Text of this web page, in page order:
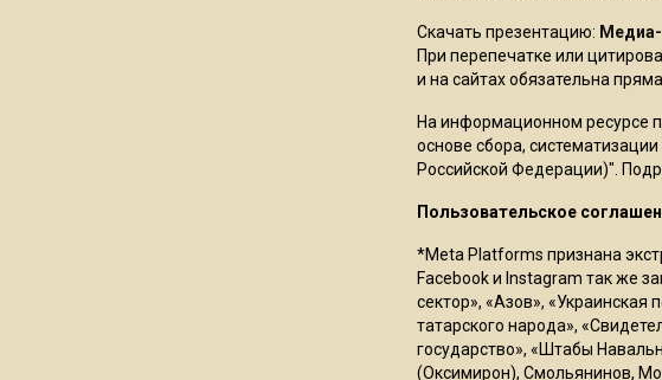
Скачать презентацию:
При перепечатке или
и на сайтах обязательна
На информационном ресурсе
основе сбора,
Российской Федерации)".
Пользовательское
*Meta Platforms признана
Facebook и Instagram так же
сектор», «Азов»,
татарского народа»,
государство», «Штабы
(Оксимирон), Смольянинов,